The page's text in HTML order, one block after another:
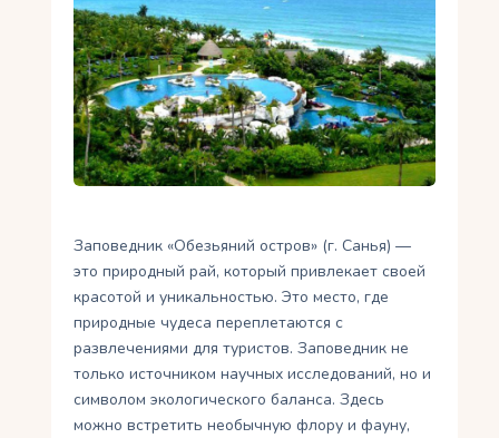
Контакты
Укр
Заповедник «Обезьяний остров» (г. Санья) —
это природный рай, который привлекает своей
красотой и уникальностью. Это место, где
природные чудеса переплетаются с
развлечениями для туристов. Заповедник не
только источником научных исследований, но и
символом экологического баланса. Здесь
можно встретить необычную флору и фауну,